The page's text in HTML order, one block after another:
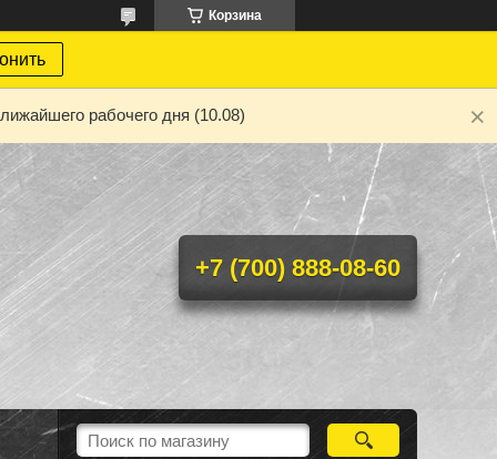
Корзина
рабочего дня (10.08)
+7 (700) 888-08-60